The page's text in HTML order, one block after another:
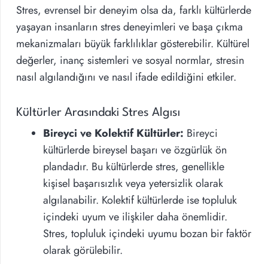
Stres, evrensel bir deneyim olsa da, farklı kültürlerde
yaşayan insanların stres deneyimleri ve başa çıkma
mekanizmaları büyük farklılıklar gösterebilir. Kültürel
değerler, inanç sistemleri ve sosyal normlar, stresin
nasıl algılandığını ve nasıl ifade edildiğini etkiler.
Kültürler Arasındaki Stres Algısı
Bireyci ve Kolektif Kültürler: Bireyci
kültürlerde bireysel başarı ve özgürlük ön
plandadır. Bu kültürlerde stres, genellikle
kişisel başarısızlık veya yetersizlik olarak
algılanabilir. Kolektif kültürlerde ise topluluk
içindeki uyum ve ilişkiler daha önemlidir.
Stres, topluluk içindeki uyumu bozan bir faktör
olarak görülebilir.